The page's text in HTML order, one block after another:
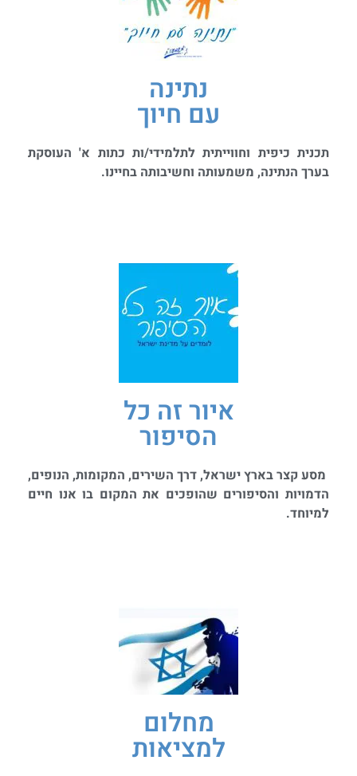
נתינה
עם חיוך
תכנית כיפית וחווייתית לתלמידי/ות כתות א' העוסקת
בערך הנתינה, משמעותה וחשיבותה בחיינו.
איור זה כל
הסיפור
מסע קצר בארץ ישראל, דרך השירים, המקומות, הנופים,
הדמויות והסיפורים שהופכים את המקום בו אנו חיים
למיוחד.
מחלום
למציאות